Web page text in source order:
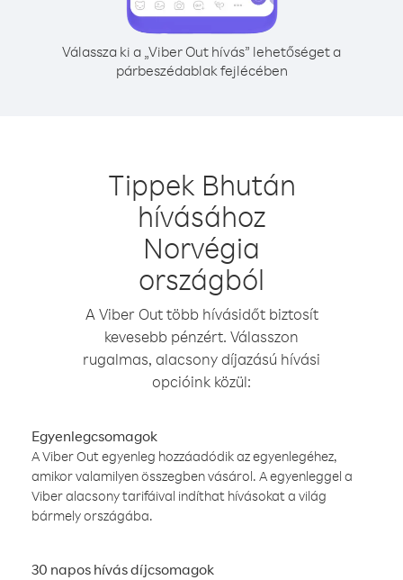
Válassza ki a „Viber Out hívás” lehetőséget a
párbeszédablak fejlécében
Tippek Bhután
hívásához
Norvégia
országból
A Viber Out több hívásidőt biztosít
kevesebb pénzért. Válasszon
rugalmas, alacsony díjazású hívási
opcióink közül:
Egyenlegcsomagok
A Viber Out egyenleg hozzáadódik az egyenlegéhez,
amikor valamilyen összegben vásárol. A egyenleggel a
Viber alacsony tarifáival indíthat hívásokat a világ
bármely országába.
30 napos hívás díjcsomagok